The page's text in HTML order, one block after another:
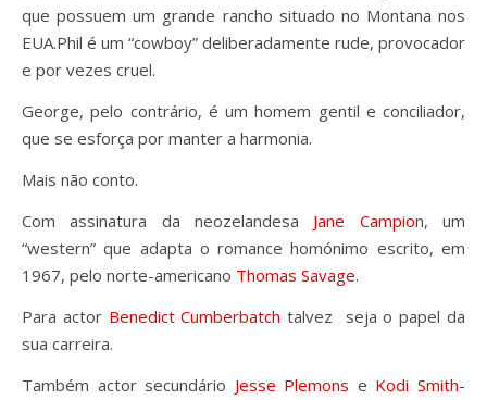
que possuem um grande rancho situado no Montana nos
EUA.Phil é um “cowboy” deliberadamente rude, provocador
e por vezes cruel.
George, pelo contrário, é um homem gentil e conciliador,
que se esforça por manter a harmonia.
Mais não conto.
Com assinatura da neozelandesa Jane Campion, um
“western” que adapta o romance homónimo escrito, em
1967, pelo norte-americano Thomas Savage.
Para actor Benedict Cumberbatch talvez seja o papel da
sua carreira.
Também actor secundário Jesse Plemons e Kodi Smith-